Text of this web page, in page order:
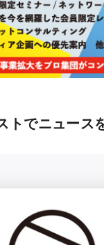
トでニュース